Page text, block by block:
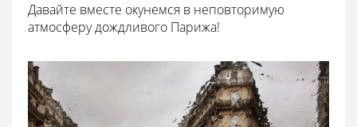
Давайте вместе окунемся в неповторимую
атмосферу дождливого Парижа!